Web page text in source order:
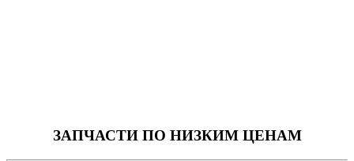
ЗАПЧАСТИПО НИЗКИМ ЦЕНАМ